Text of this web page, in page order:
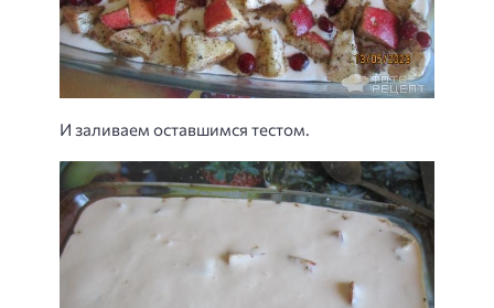
И заливаем оставшимся тестом.